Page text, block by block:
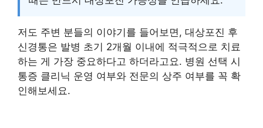
저도 주변 분들의 이야기를 들어보면, 대상포진 후
신경통은 발병 초기 2개월 이내에 적극적으로 치료
하는 게 가장 중요하다고 하더라고요. 병원 선택 시
통증 클리닉 운영 여부와 전문의 상주 여부를 꼭 확
인해보세요.